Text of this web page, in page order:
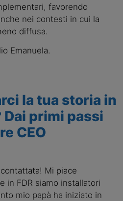
favorendo
nei contesti in cui la
diffusa.
Emanuela.
la tua storia in
Dai primi passi
CEO
Mi piace
in FDR siamo installatori
mio papà ha iniziato in